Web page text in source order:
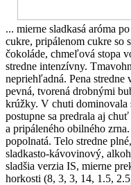
... mierne sladkasá aróma
cukre, pripálenom cukre so
čokoláde, chmeľová stopa
stredne intenzívny.
nepriehľadná. Pena stredne
pevná, tvorená drobnými
krúžky. V chuti dominovala
postupne sa predrala aj
a pripáleného obilného
popolnatá. Telo stredne
sladkasto-kávovinový,
sladšia verzia IS, mierne
horkosti (8, 3, 3, 14, 1.5,